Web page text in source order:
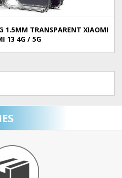
1.5MM TRANSPARENT XIAOMI
13 4G / 5G